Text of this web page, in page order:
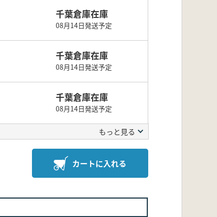
千葉倉庫在庫
08月14日発送予定
千葉倉庫在庫
08月14日発送予定
千葉倉庫在庫
08月14日発送予定
もっと見る
カートに入れる